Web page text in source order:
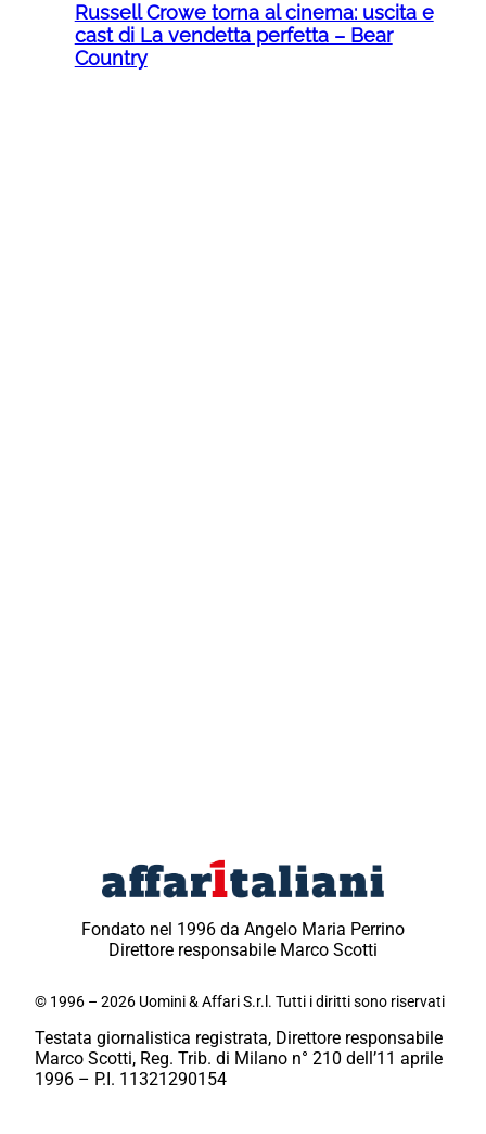
Russell Crowe torna al cinema: uscita e
cast di La vendetta perfetta – Bear
Country
Fondato nel 1996 da Angelo Maria Perrino
Direttore responsabile Marco Scotti
© 1996 – 2026 Uomini & Affari S.r.l. Tutti i diritti sono riservati
Testata giornalistica registrata, Direttore responsabile
Marco Scotti, Reg. Trib. di Milano n° 210 dell’11 aprile
1996 – P.I. 11321290154